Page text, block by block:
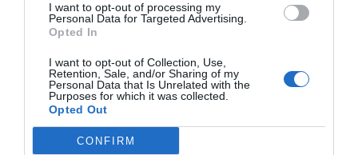
I want to opt-out of processing my
Personal Data for Targeted Advertising.
Opted In
I want to opt-out of Collection, Use,
Retention, Sale, and/or Sharing of my
Personal Data that Is Unrelated with the
Purposes for which it was collected.
Opted Out
CONFIRM